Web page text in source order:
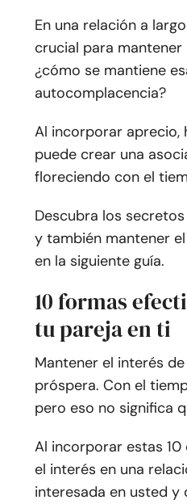
En una relación a
crucial para mantener
¿cómo se mantiene
autocomplacencia?
Al incorporar aprecio,
puede crear una
floreciendo con el
Descubra los
y también mantener
en la siguiente guía.
10 formas
tu pareja en ti
Mantener el interés
próspera. Con el
pero eso no significa
Al incorporar estas
el interés en una
interesada en usted y